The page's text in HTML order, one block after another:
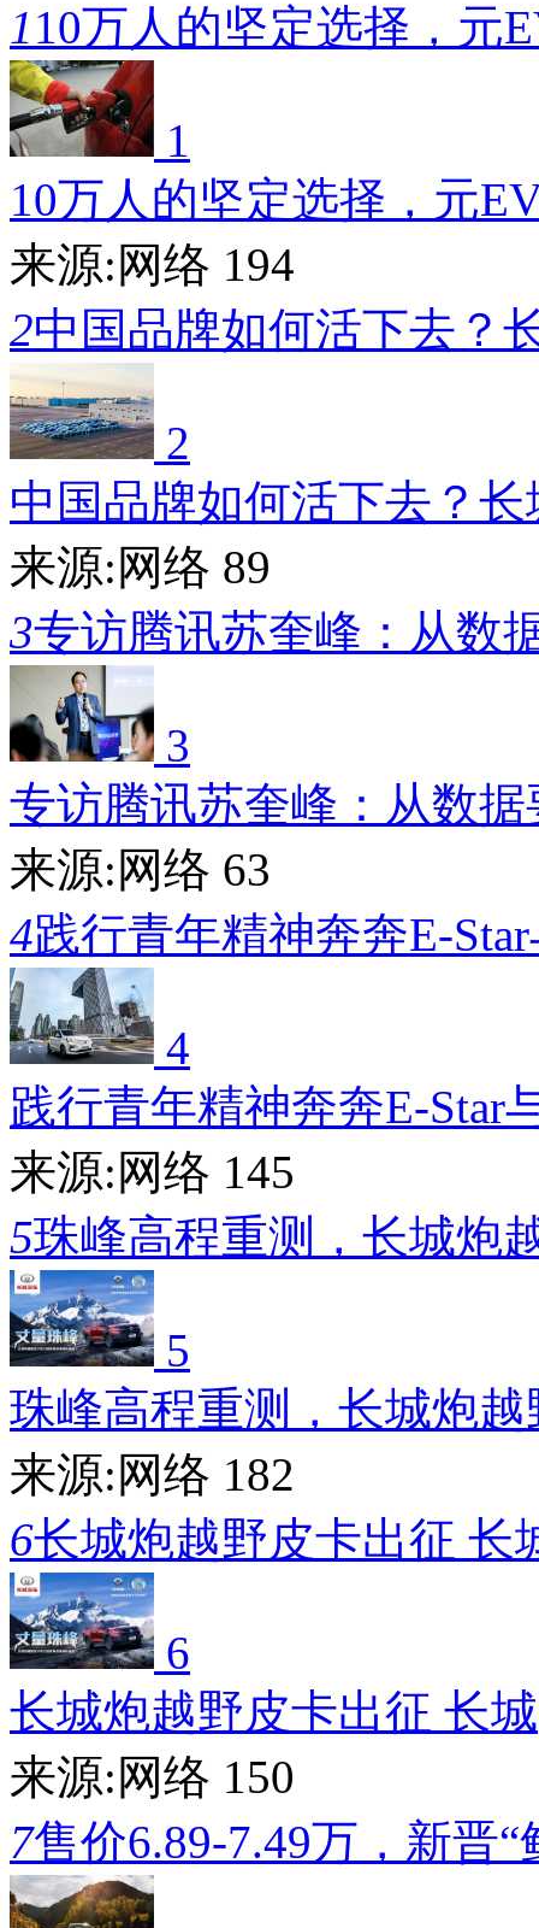
110万人的坚定选择，元
1
10万人的坚定选择，元
来源:网络 194
2中国品牌如何活下去？
2
中国品牌如何活下去？长
来源:网络 89
3专访腾讯苏奎峰：从数
3
专访腾讯苏奎峰：从数据
来源:网络 63
4践行青年精神奔奔E-
4
践行青年精神奔奔E-Star
来源:网络 145
5珠峰高程重测，长城炮
5
珠峰高程重测，长城炮越
来源:网络 182
6长城炮越野皮卡出征 长
6
长城炮越野皮卡出征 长城
来源:网络 150
7售价6.89-7.49万，新晋“